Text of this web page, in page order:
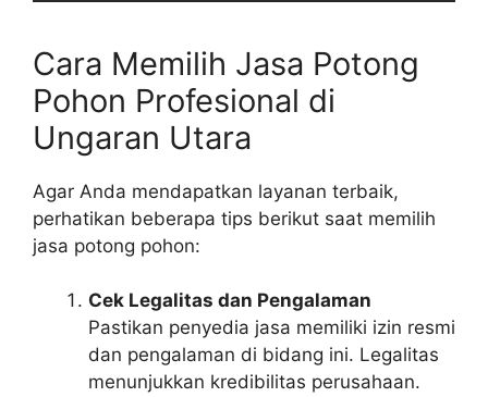
Cara Memilih Jasa Potong
Pohon Profesional di
Ungaran Utara
Agar Anda mendapatkan layanan terbaik,
perhatikan beberapa tips berikut saat memilih
jasa potong pohon:
Cek Legalitas dan Pengalaman
Pastikan penyedia jasa memiliki izin resmi
dan pengalaman di bidang ini. Legalitas
menunjukkan kredibilitas perusahaan.